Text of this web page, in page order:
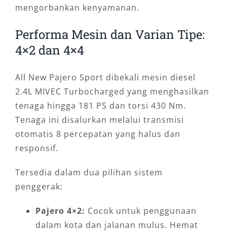
mengorbankan kenyamanan.
Performa Mesin dan Varian Tipe:
4×2 dan 4×4
All New Pajero Sport dibekali mesin diesel
2.4L MIVEC Turbocharged yang menghasilkan
tenaga hingga 181 PS dan torsi 430 Nm.
Tenaga ini disalurkan melalui transmisi
otomatis 8 percepatan yang halus dan
responsif.
Tersedia dalam dua pilihan sistem
penggerak:
Pajero 4×2: Cocok untuk penggunaan
dalam kota dan jalanan mulus. Hemat